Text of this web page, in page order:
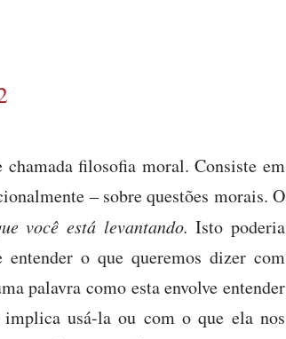
filosofia moral. Consiste em
– sobre questões morais. O
você está levantando.Isto poderia
o que queremos dizer com
palavra como esta envolve entender
usá-la ou com o que ela nos